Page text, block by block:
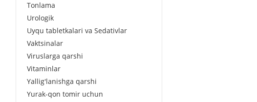
Tonlama
Urologik
Uyqu tabletkalari va Sedativlar
Vaktsinalar
Viruslarga qarshi
Vitaminlar
Yallig'lanishga qarshi
Yurak-qon tomir uchun